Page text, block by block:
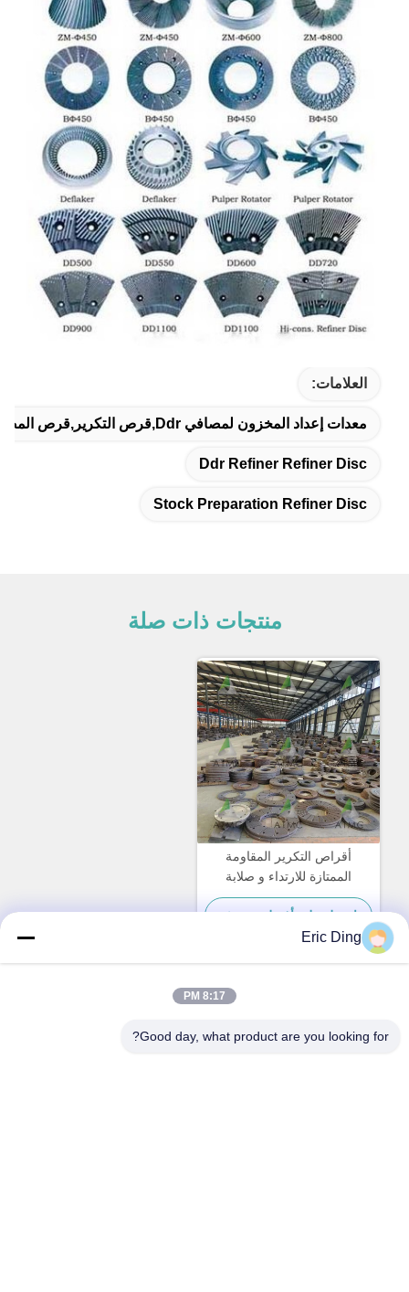
العلامات:
معدات إعداد المخزون لمصافي Ddr,قرص التكرير,قرص المصفاة لتحضير المخزون
Ddr Refiner Refiner Disc
Stock Preparation Refiner Disc
منتجات ذات صلة
أقراص التكرير المقاومة
الممتازة للارتداء و صلابة
الاصطدام
احصل على أفضل سعر
Eric Ding
8:17 PM
Good day, what product are you looking for?